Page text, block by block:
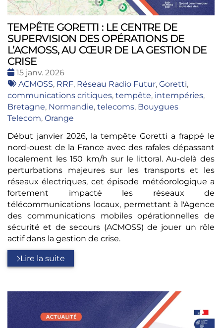
TEMPÊTE GORETTI : LE CENTRE DE
SUPERVISION DES OPÉRATIONS DE
L’ACMOSS, AU CŒUR DE LA GESTION DE
CRISE
Date
:
15 janv. 2026
Tags
:
ACMOSS, RRF, Réseau Radio Futur, Goretti,
communications critiques, tempête, intempéries,
Bretagne, Normandie, telecoms, Bouygues
Telecom, Orange
Début janvier 2026, la tempête Goretti a frappé le
nord-ouest de la France avec des rafales dépassant
localement les 150 km/h sur le littoral. Au-delà des
perturbations majeures sur les transports et les
réseaux électriques, cet épisode météorologique a
fortement impacté les réseaux de
télécommunications locaux, permettant à l'Agence
des communications mobiles opérationnelles de
sécurité et de secours (ACMOSS) de jouer un rôle
actif dans la gestion de crise.
Lire la suite